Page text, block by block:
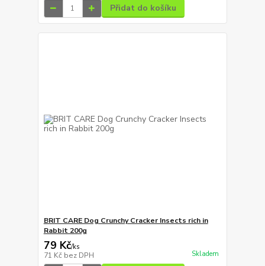
Přidat do košíku
BRIT CARE Dog Crunchy Cracker Insects rich in
Rabbit 200g
79 Kč/ks
71 Kč bez DPH Skladem